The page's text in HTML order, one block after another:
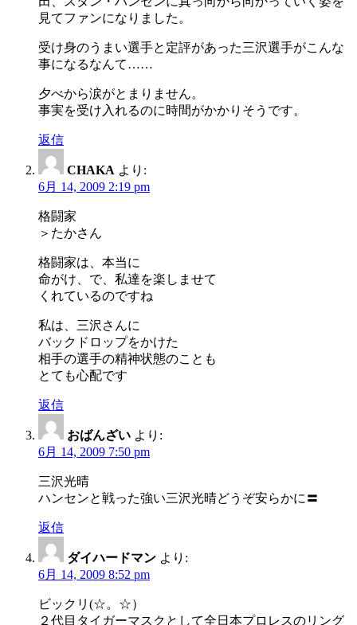
見てファンになりました。
受け身のうまい選手と定評があった三沢選手がこんな
事になるなんて……
夕べから涙がとまりません。
事実を受け入れるのに時間がかかりそうです。
返信
CHAKA より:
6月 14, 2009 2:19 pm
格闘家
＞たかさん
格闘家は、本当に
命がけ、で、私達を楽しませて
くれているのですね
私は、三沢さんに
バックドロップをかけた
相手の選手の精神状態のことも
とても心配です
返信
おばんざい より:
6月 14, 2009 7:50 pm
三沢光晴
ハンセンと戦った強い三沢光晴どうぞ安らかに〓
返信
ダイハードマン より:
6月 14, 2009 8:52 pm
ビックリ(☆。☆）
２代目タイガーマスクとして全日本プロレスのリング